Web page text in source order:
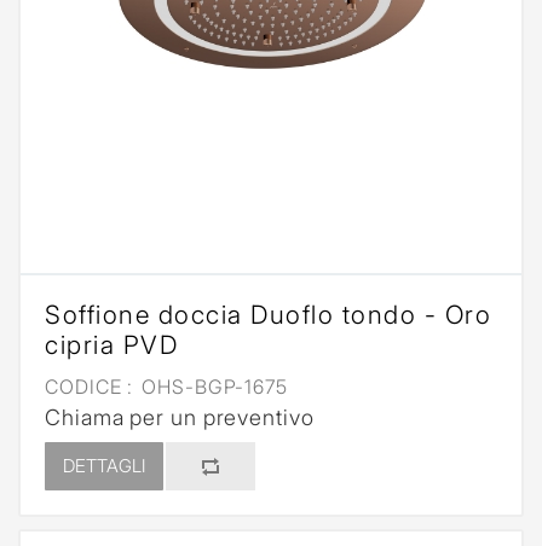
Soffione doccia Duoflo tondo - Oro
cipria PVD
CODICE : OHS-BGP-1675
Chiama per un preventivo
DETTAGLI